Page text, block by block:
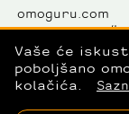
omoguru.com
omoguru.com/
omolab.com
omogallery.com
OmoLab
Vaše će
poboljšano
kolačića.